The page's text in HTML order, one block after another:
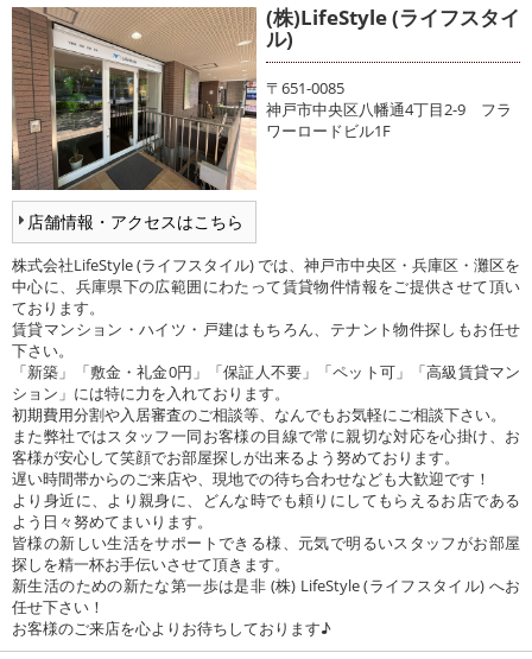
店舗情報・アクセスはこちら
(株)LifeStyle (ライフスタイ
ル)
〒651-0085
神戸市中央区八幡通4丁目2-9 フラ
ワーロードビル1F
株式会社LifeStyle (ライフスタイル) では、神戸市中央区・兵庫区・灘区を
中心に、兵庫県下の広範囲にわたって賃貸物件情報をご提供させて頂い
ております。
賃貸マンション・ハイツ・戸建はもちろん、テナント物件探しもお任せ
下さい。
「新築」「敷金・礼金0円」「保証人不要」「ペット可」「高級賃貸マン
ション」には特に力を入れております。
初期費用分割や入居審査のご相談等、なんでもお気軽にご相談下さい。
また弊社ではスタッフ一同お客様の目線で常に親切な対応を心掛け、お
客様が安心して笑顔でお部屋探しが出来るよう努めております。
遅い時間帯からのご来店や、現地での待ち合わせなども大歓迎です！
より身近に、より親身に、どんな時でも頼りにしてもらえるお店である
よう日々努めてまいります。
皆様の新しい生活をサポートできる様、元気で明るいスタッフがお部屋
探しを精一杯お手伝いさせて頂きます。
新生活のための新たな第一歩は是非 (株) LifeStyle (ライフスタイル) へお
任せ下さい！
お客様のご来店を心よりお待ちしております♪